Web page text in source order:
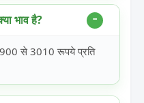
भाव है?
से 3010 रूपये प्रति